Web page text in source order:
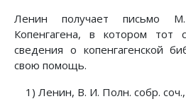
Ленин получает письмо
Копенгагена, в котором
сведения о копенгагенской
свою помощь.
1) Ленин, В. И. Полн. собр.